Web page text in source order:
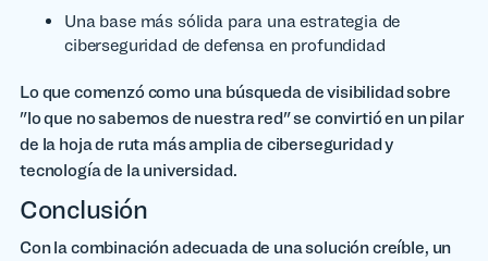
Una base más sólida para una estrategia de
ciberseguridad de defensa en profundidad
Lo que comenzó como una búsqueda de visibilidad sobre
"lo que no sabemos de nuestra red" se convirtió en un pilar
de la hoja de ruta más amplia de ciberseguridad y
tecnología de la universidad.
Conclusión
Con la combinación adecuada de una solución creíble, un